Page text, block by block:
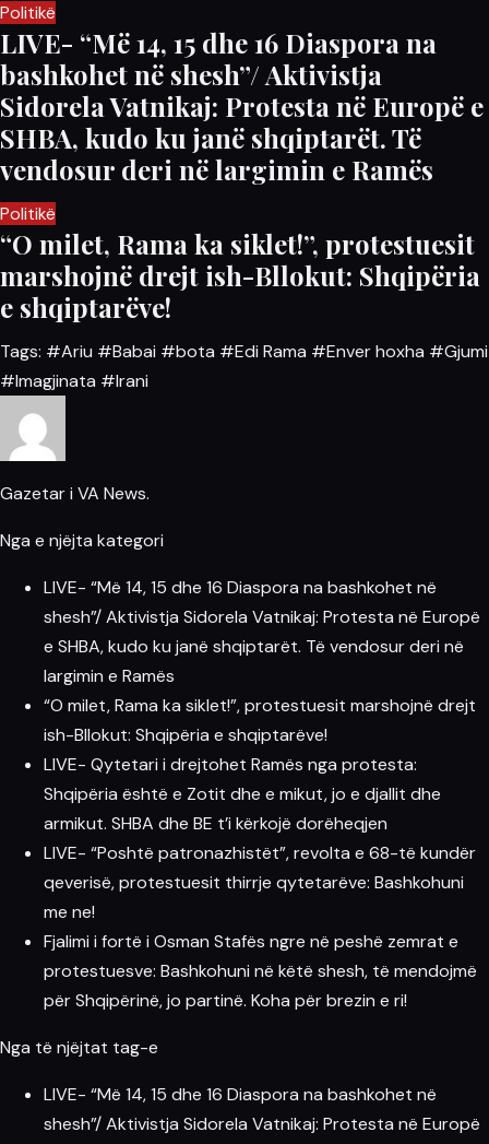
Politikë
LIVE- “Më 14, 15 dhe 16 Diaspora na
bashkohet në shesh”/ Aktivistja
Sidorela Vatnikaj: Protesta në Europë e
SHBA, kudo ku janë shqiptarët. Të
vendosur deri në largimin e Ramës
Politikë
“O milet, Rama ka siklet!”, protestuesit
marshojnë drejt ish-Bllokut: Shqipëria
e shqiptarëve!
Tags: #Ariu #Babai #bota #Edi Rama #Enver hoxha #Gjumi
#Imagjinata #Irani
Gazetar i VA News.
Nga e njëjta kategori
LIVE- “Më 14, 15 dhe 16 Diaspora na bashkohet në
shesh”/ Aktivistja Sidorela Vatnikaj: Protesta në Europë
e SHBA, kudo ku janë shqiptarët. Të vendosur deri në
largimin e Ramës
“O milet, Rama ka siklet!”, protestuesit marshojnë drejt
ish-Bllokut: Shqipëria e shqiptarëve!
LIVE- Qytetari i drejtohet Ramës nga protesta:
Shqipëria është e Zotit dhe e mikut, jo e djallit dhe
armikut. SHBA dhe BE t’i kërkojë dorëheqjen
LIVE- “Poshtë patronazhistët”, revolta e 68-të kundër
qeverisë, protestuesit thirrje qytetarëve: Bashkohuni
me ne!
Fjalimi i fortë i Osman Stafës ngre në peshë zemrat e
protestuesve: Bashkohuni në këtë shesh, të mendojmë
për Shqipërinë, jo partinë. Koha për brezin e ri!
Nga të njëjtat tag-e
LIVE- “Më 14, 15 dhe 16 Diaspora na bashkohet në
shesh”/ Aktivistja Sidorela Vatnikaj: Protesta në Europë